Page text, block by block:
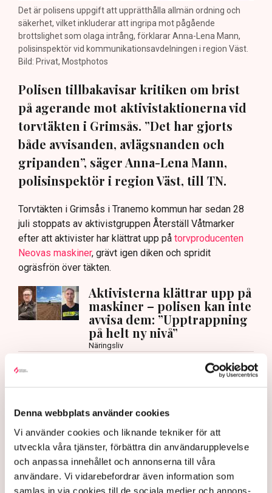
Denna webbplats använder cookies
Vi använder cookies och liknande tekniker för att
utveckla våra tjänster, förbättra din användarupplevelse
och anpassa innehållet och annonserna till våra
användare. Vi vidarebefordrar även information som
samlas in via cookies till de sociala medier och annons-
Det är polisens uppgift att upprätthålla allmän ordning och
säkerhet, vilket inkluderar att ingripa mot pågående
brottslighet som olaga intrång, förklarar Anna-Lena Mann,
polisinspektör vid kommunikationsavdelningen i region Väst.
Bild: Privat, Mostphotos
Polisen tillbakavisar kritiken om brist
på agerande mot aktivistaktionerna vid
torvtäkten i Grimsås. ”Det har gjorts
både avvisanden, avlägsnanden och
gripanden”, säger Anna-Lena Mann,
polisinspektör i region Väst, till TN.
Torvtäkten i Grimsås i Tranemo kommun har sedan 28
juli stoppats av aktivistgruppen Återställ Våtmarker
efter att aktivister har klättrat upp på torvproducenten
Neovas maskiner, grävt igen diken och spridit
ogräsfrön över täkten.
Aktivisterna klättrar upp på
maskiner – polisen kan inte
avvisa dem: ”Upptrappning
på helt ny nivå”
Näringsliv
sedan 28 juli.
Polisen kritiseras för bristande agerande vid
aktionerna.
Polisinspektör Anna-Lena Mann förklarar polisens
agerande på plats.